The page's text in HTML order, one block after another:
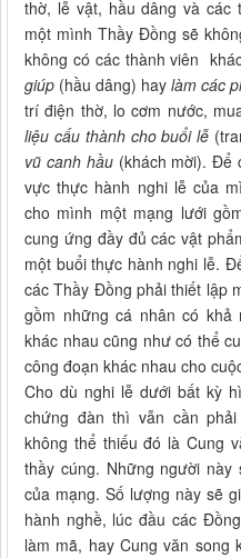
thờ, lễ vật, hầu dâng và các
một mình Thầy Đồng sẽ
không có các thành viên
giúp (hầu dâng) hay làm các
trí điện thờ, lo cơm nước,
liệu cấu thành cho buổi lễ
vũ canh hầu(khách mời). Để
vực thực hành nghi lễ của
cho mình một mạng lưới
cung ứng đầy đủ các vật
một buổi thực hành nghi lễ.
các Thầy Đồng phải thiết lập
gồm những cá nhân có khả
khác nhau cũng như có thể
công đoạn khác nhau cho
Cho dù nghi lễ dưới bất kỳ
chứng đàn thì vẫn cần
không thể thiếu đó là Cung
thầy cúng. Những người
của mạng. Số lượng này sẽ
hành nghề, lúc đầu các
làm mã, hay Cung văn song